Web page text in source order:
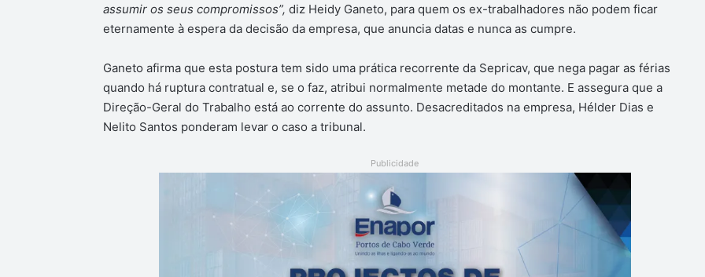
assumir os seus compromissos”, diz Heidy Ganeto, para quem os ex-trabalhadores não podem ficar
eternamente à espera da decisão da empresa, que anuncia datas e nunca as cumpre.
Ganeto afirma que esta postura tem sido uma prática recorrente da Sepricav, que nega pagar as férias
quando há ruptura contratual e, se o faz, atribui normalmente metade do montante. E assegura que a
Direção-Geral do Trabalho está ao corrente do assunto. Desacreditados na empresa, Hélder Dias e
Nelito Santos ponderam levar o caso a tribunal.
Publicidade